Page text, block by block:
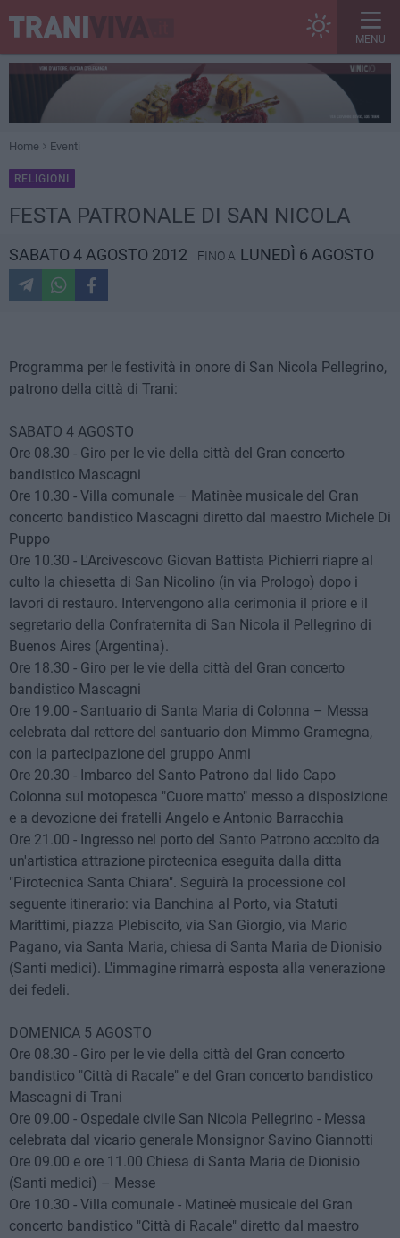
MENU
Home Eventi
RELIGIONI
FESTA PATRONALE DI SAN NICOLA
SABATO 4 AGOSTO 2012 FINO A LUNEDÌ 6 AGOSTO
Programma per le festività in onore di San Nicola Pellegrino,
patrono della città di Trani:
SABATO 4 AGOSTO
Ore 08.30 - Giro per le vie della città del Gran concerto
bandistico Mascagni
Ore 10.30 - Villa comunale – Matinèe musicale del Gran
concerto bandistico Mascagni diretto dal maestro Michele Di
Puppo
Ore 10.30 - L'Arcivescovo Giovan Battista Pichierri riapre al
culto la chiesetta di San Nicolino (in via Prologo) dopo i
lavori di restauro. Intervengono alla cerimonia il priore e il
segretario della Confraternita di San Nicola il Pellegrino di
Buenos Aires (Argentina).
Ore 18.30 - Giro per le vie della città del Gran concerto
bandistico Mascagni
Ore 19.00 - Santuario di Santa Maria di Colonna – Messa
celebrata dal rettore del santuario don Mimmo Gramegna,
con la partecipazione del gruppo Anmi
Ore 20.30 - Imbarco del Santo Patrono dal lido Capo
Colonna sul motopesca "Cuore matto" messo a disposizione
e a devozione dei fratelli Angelo e Antonio Barracchia
Ore 21.00 - Ingresso nel porto del Santo Patrono accolto da
un'artistica attrazione pirotecnica eseguita dalla ditta
"Pirotecnica Santa Chiara". Seguirà la processione col
seguente itinerario: via Banchina al Porto, via Statuti
Marittimi, piazza Plebiscito, via San Giorgio, via Mario
Pagano, via Santa Maria, chiesa di Santa Maria de Dionisio
(Santi medici). L'immagine rimarrà esposta alla venerazione
dei fedeli.
DOMENICA 5 AGOSTO
Ore 08.30 - Giro per le vie della città del Gran concerto
bandistico "Città di Racale" e del Gran concerto bandistico
Mascagni di Trani
Ore 09.00 - Ospedale civile San Nicola Pellegrino - Messa
celebrata dal vicario generale Monsignor Savino Giannotti
Ore 09.00 e ore 11.00 Chiesa di Santa Maria de Dionisio
(Santi medici) – Messe
Ore 10.30 - Villa comunale - Matineè musicale del Gran
concerto bandistico "Città di Racale" diretto dal maestro